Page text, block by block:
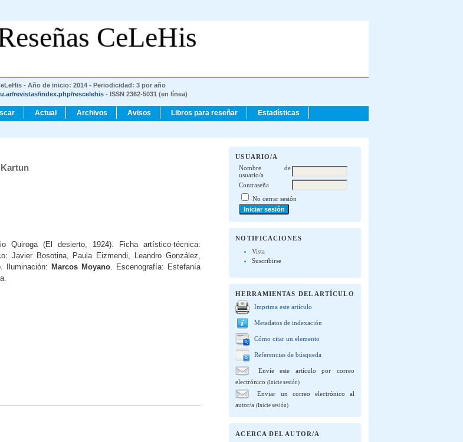
CeLeHis
- Año de inicio: 2014 - Periodicidad: 3 por año
revistas/index.php/rescelehis - ISSN 2362-5031 (en línea)
USUARIO/A
Nombre de
usuario/a
Contraseña
No cerrar sesión
NOTIFICACIONES
Vista
Suscribirse
HERRAMIENTAS DEL ARTÍCULO
Imprima este artículo
Metadatos de indexación
Cómo citar un elemento
Referencias de búsqueda
Envíe este artículo por correo
electrónico(Inicie sesión)
Enviar un correo electrónico al
autor/a(Inicie sesión)
ACERCA DEL AUTOR/A
Actual Archivos Avisos Libros para reseñar Estadísticas
Quiroga (El desierto, 1924). Ficha artístico-técnica:
Javier Bosotina, Paula Eizmendi, Leandro González,
Iluminación: Marcos Moyano. Escenografía: Estefanía